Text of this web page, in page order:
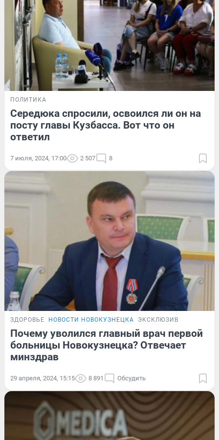
ПОЛИТИКА
Середюка спросили, освоился ли он на
посту главы Кузбасса. Вот что он
ответил
7 июля, 2024, 17:00 2 507 8
ЗДОРОВЬЕ НОВОСТИ НОВОКУЗНЕЦКА ЭКСКЛЮЗИВ
Почему уволился главный врач первой
больницы Новокузнецка? Отвечает
минздрав
29 апреля, 2024, 15:15 8 891 Обсудить